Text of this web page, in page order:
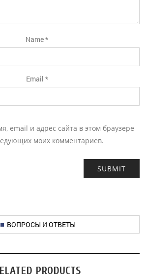
Name*
Email *
email и адрес сайта в этом браузере
моих комментариев.
ВОПРОСЫ И ОТВЕТЫ
PRODUCTS